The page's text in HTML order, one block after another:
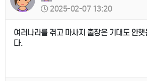
2025-02-07 13:20
여러나라를 겪고 마사지 출장은 기대도 안
다.